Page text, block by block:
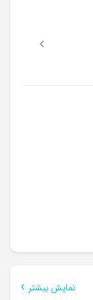
نمایش بیشتر